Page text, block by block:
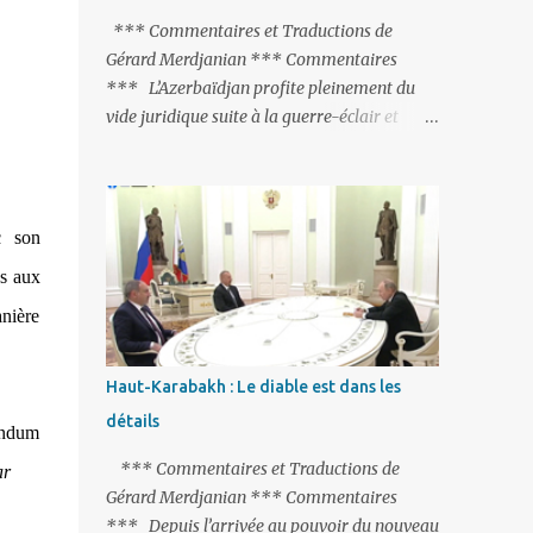
son
aux
peine de mort est rétablie ; Et des menaces
non voilées envers les Etats-Unis : «Si Gülen
n'est pas extradé, les États-Unis sacrifieront
les relations bilatérales à cause de ce
*** Commentaires et Traductions de
Gérard Merdjanian *** Commentaires
*** L’Azerbaïdjan profite pleinement du
vide juridique suite à la guerre-éclair et
frontière entre l’Arménie et la Turquie
(268km) est essentiellement gardée par des
gardes-frontière russes rattachés à la base
militaire russe 102 de Gumri. On ne sait
jamais si l’envie prenait au zigoto d’en face
d’envoyer ses chars sur Erevan (1). Si les
221km de frontière avec le Nakhitchevan,
pas de problèmes majeurs, il n’en est pas de
même des 566km avec l’Azerbaïdjan. Bakou,
profitant de la faiblesse de l’Arménie et
surtout du fait que ce sont exclusivement des
Haut-Karabakh : Le diable est dans les
détails
*** Commentaires et Traductions de
Gérard Merdjanian *** Commentaires
*** Depuis l’arrivée au pouvoir du nouveau